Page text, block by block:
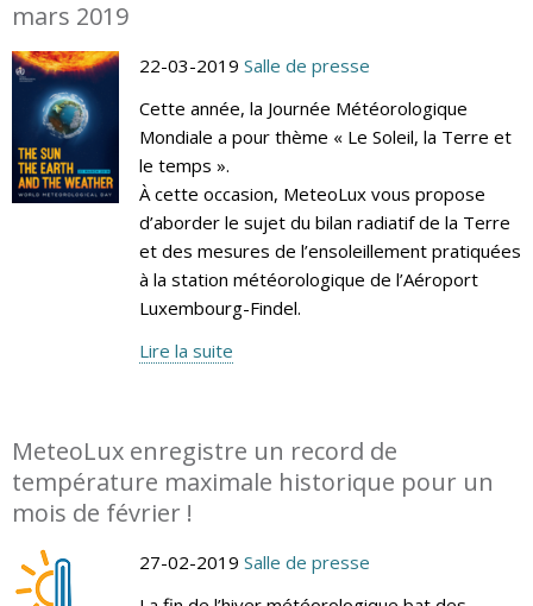
mars 2019
22-03-2019 Salle de presse
Cette année, la Journée Météorologique
Mondiale a pour thème « Le Soleil, la Terre et
le temps ».
À cette occasion, MeteoLux vous propose
d’aborder le sujet du bilan radiatif de la Terre
et des mesures de l’ensoleillement pratiquées
à la station météorologique de l’Aéroport
Luxembourg-Findel.
Lire la suite
MeteoLux enregistre un record de
température maximale historique pour un
mois de février !
27-02-2019 Salle de presse